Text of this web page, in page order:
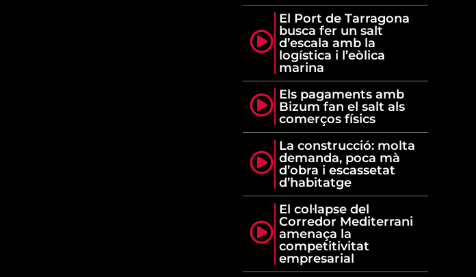
El Port de Tarragona
busca fer un salt
d’escala amb la
logística i l’eòlica
marina
Els pagaments amb
Bizum fan el salt als
comerços físics
La construcció: molta
demanda, poca mà
d’obra i escassetat
d’habitatge
El col·lapse del
Corredor Mediterrani
amenaça la
competitivitat
empresarial